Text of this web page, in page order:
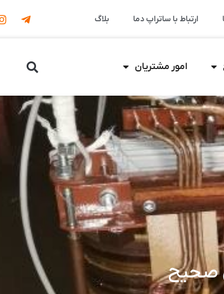
ارتباط با ساتراپ دما بلاگ
امور مشتریان